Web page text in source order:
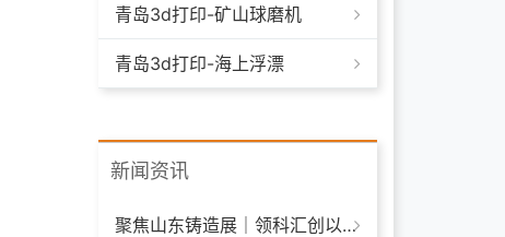
青岛3d打印-矿山球磨机
青岛3d打印-海上浮漂
新闻资讯
聚焦山东铸造展｜领科汇创以 3D 打印技术赋能铸造模具革新